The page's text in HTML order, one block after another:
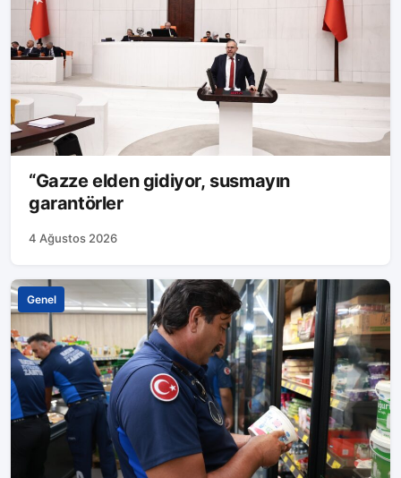
“Gazze elden gidiyor, susmayın
garantörler
4 Ağustos 2026
Genel